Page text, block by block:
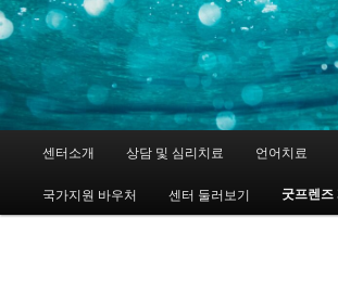
첫
번
센터소개 상담 및 심리치료 언어치료
국가지원 바우처 센터 둘러보기 굿프렌즈